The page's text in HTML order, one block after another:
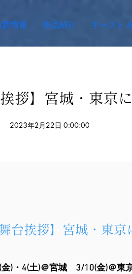
新情報 作品紹介 キャスト
挨拶】宮城・東京
2023年2月22日 0:00:00
舞台挨拶】宮城・東
)・4(土)＠宮城　3/10(金)＠東